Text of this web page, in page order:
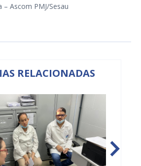
– Ascom PMJ/Sesau
RELACIONADAS